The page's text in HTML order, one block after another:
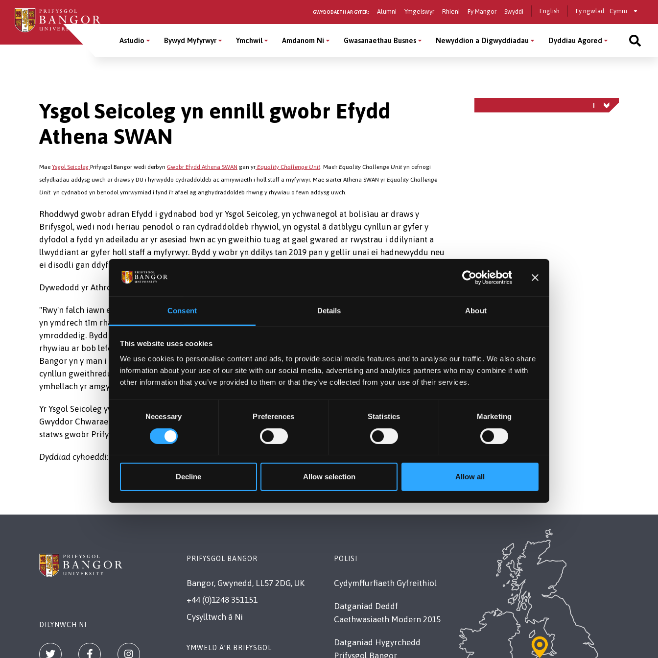
Consent Details About
This website uses cookies
We use cookies to personalise content and ads, to provide social media features and to analyse our traffic. We also share
information about your use of our site with our social media, advertising and analytics partners who may combine it with
other information that you’ve provided to them or that they’ve collected from your use of their services.
Necessary Preferences Statistics Marketing
Decline Allow selection Allow all
Sgipiwch
gynnwys
GWYBODAETH AR GYFER: Alumni Ymgeiswyr Rhieni Fy Mangor Swyddi English Fy ngwlad: Select
country
Main
Astudio Bywyd Myfyrwyr Ymchwil Amdanom Ni Gwasanaethau Busnes Newyddion a Digwyddiadau Dyddiau Agored
Ysgol Seicoleg yn ennill gwobr Efydd
Athena SWAN
Mae Ysgol Seicoleg Prifysgol Bangor wedi derbyn Gwobr Efydd Athena SWAN gan yr Equality Challenge Unit . Mae'r Equality Challenge Unit yn cefnogi
sefydliadau addysg uwch ar draws y DU i hyrwyddo cydraddoldeb ac amrywiaeth i holl staff a myfyrwyr. Mae siarter Athena SWAN yr Equality Challenge
Unit yn cydnabod yn benodol ymrwymiad i fynd i'r afael ag anghydraddoldeb rhwng y rhywiau o fewn addysg uwch.
Rhoddwyd gwobr adran Efydd i gydnabod bod yr Ysgol Seicoleg, yn ychwanegol at bolisïau ar draws y
Brifysgol, wedi nodi heriau penodol o ran cydraddoldeb rhywiol, yn ogystal â datblygu cynllun ar gyfer y
dyfodol a fydd yn adeiladu ar yr asesiad hwn ac yn gweithio tuag at gael gwared ar rwystrau i ddilyniant a
llwyddiant ar gyfer holl staff a myfyrwyr. Bydd y wobr yn ddilys tan 2019 pan y gellir unai ei hadnewyddu neu
ei disodli gan ddyfarniad Athena SWAN lefel uwch.
Dywedodd yr Athro John Parkinson, Pennaeth yr Ysgol:
"Rwy'n falch iawn ein bod wedi llwyddo gyda’n cais ar gyfer gwobr Efydd Athena SWAN. Mae hyn wedi bod
yn ymdrech tîm rhagorol, o dan arweiniad deinamig Emily Cross a gyda chefnogaeth gan nifer o unigolion
ymroddedig. Bydd y cais llawn, gan gynnwys dadansoddiadau niferus ynghylch cydraddoldeb rhwng y
rhywiau ar bob lefel (o lefel israddedig hyd at lefel athro) yn yr Ysgol, yn cael ei osod ar wefan Ysgol Seicoleg
Bangor yn y man i bawb eu gweld. Yn arwyddocaol, mae’r tîm hunanasesu Athena SWAN wedi drafftio
cynllun gweithredu a byddwn yn anelu i roi hwn ar waith dros yr ychydig flynyddoedd nesaf i gydraddoli
ymhellach yr amgylchedd weithio ac astudio ar gyfer pob aelod o'r Ysgol."
Yr Ysgol Seicoleg yw'r ail ysgol yn y Brifysgol i ennill Gwobr Efydd Adrannol, yn dilyn llwyddiant yr Ysgol
Gwyddor Chwaraeon, Iechyd ac Ymarfer yn ennill gwobr Efydd yn 2015. Mae Prifysgol Bangor hefyd gyda
statws gwobr Prifysgol Efydd Athena SWAN.
Dyddiad cyhoeddi: 3 Mai 2016
DILYNWCH NI
PRIFYSGOL BANGOR
Bangor, Gwynedd, LL57 2DG, UK
+44 (0)1248 351151
Cysylltwch â Ni
YMWELD Â’R BRIFYSGOL
POLISI
Cydymffurfiaeth Gyfreithiol
Datganiad Deddf
Caethwasiaeth Modern 2015
Datganiad Hygyrchedd
Prifysgol Bangor